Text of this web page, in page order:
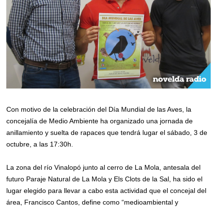
Con motivo de la celebración del Día Mundial de las Aves, la
concejalía de Medio Ambiente ha organizado una jornada de
anillamiento y suelta de rapaces que tendrá lugar el sábado, 3 de
octubre, a las 17:30h.
La zona del río Vinalopó junto al cerro de La Mola, antesala del
futuro Paraje Natural de La Mola y Els Clots de la Sal, ha sido el
lugar elegido para llevar a cabo esta actividad que el concejal del
área, Francisco Cantos, define como “medioambiental y